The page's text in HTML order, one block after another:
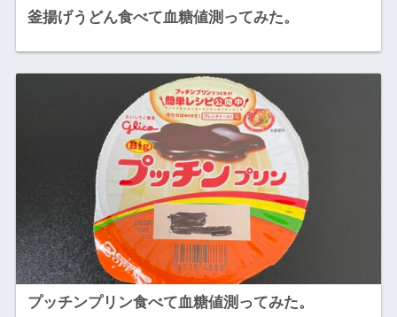
釜揚げうどん食べて血糖値測ってみた。
プッチンプリン食べて血糖値測ってみた。